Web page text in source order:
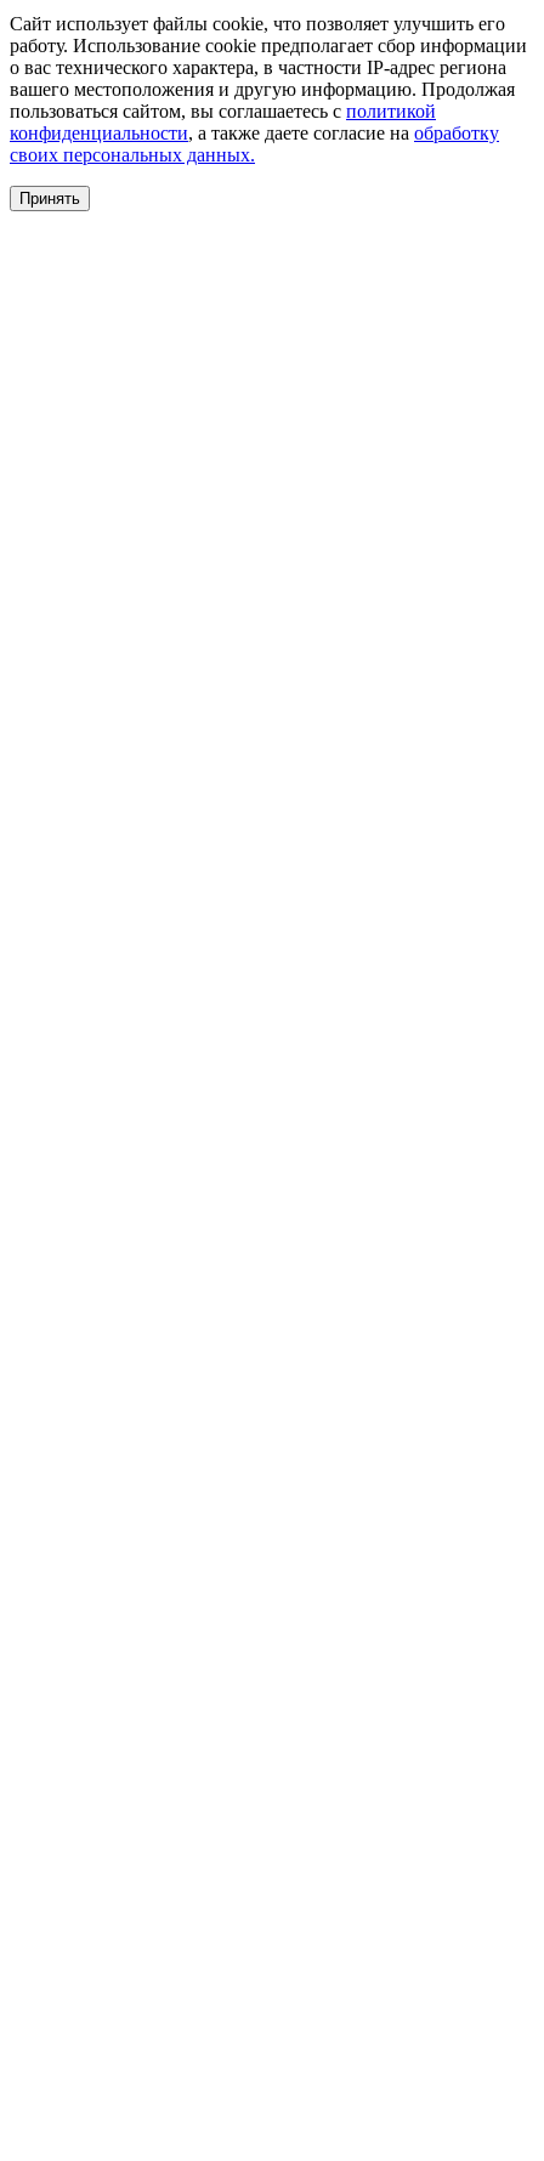
Сайт использует файлы cookie, что позволяет улучшить его
работу. Использование cookie предполагает сбор информации
о вас технического характера, в частности IP-адрес региона
вашего местоположения и другую информацию. Продолжая
пользоваться сайтом, вы соглашаетесь с политикой
конфиденциальности, а также даете согласие на обработку
своих персональных данных.
Принять